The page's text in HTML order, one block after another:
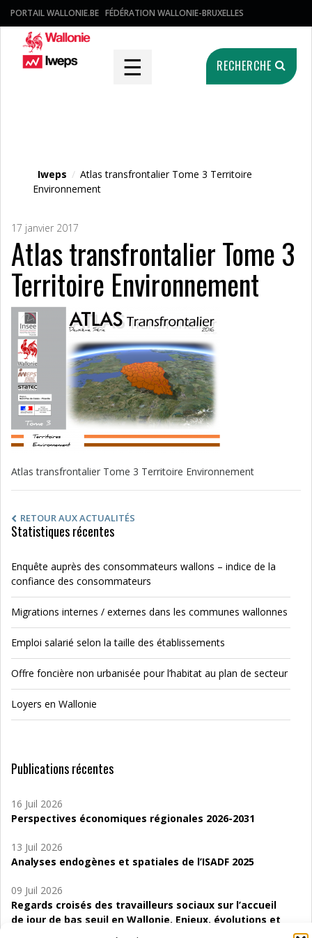
PORTAIL WALLONIE.BE FÉDÉRATION WALLONIE-BRUXELLES
☰ RECHERCHE
Iweps / Atlas transfrontalier Tome 3 Territoire
Environnement
17 janvier 2017
Atlas transfrontalier Tome 3
Territoire Environnement
Atlas transfrontalier Tome 3 Territoire Environnement
RETOUR AUX ACTUALITÉS
Statistiques récentes
Enquête auprès des consommateurs wallons – indice de la
confiance des consommateurs
Migrations internes / externes dans les communes wallonnes
Emploi salarié selon la taille des établissements
Offre foncière non urbanisée pour l’habitat au plan de secteur
Loyers en Wallonie
Publications récentes
16 Juil 2026
Perspectives économiques régionales 2026-2031
13 Juil 2026
Analyses endogènes et spatiales de l’ISADF 2025
09 Juil 2026
Regards croisés des travailleurs sociaux sur l’accueil
de jour de bas seuil en Wallonie. Enjeux, évolutions et